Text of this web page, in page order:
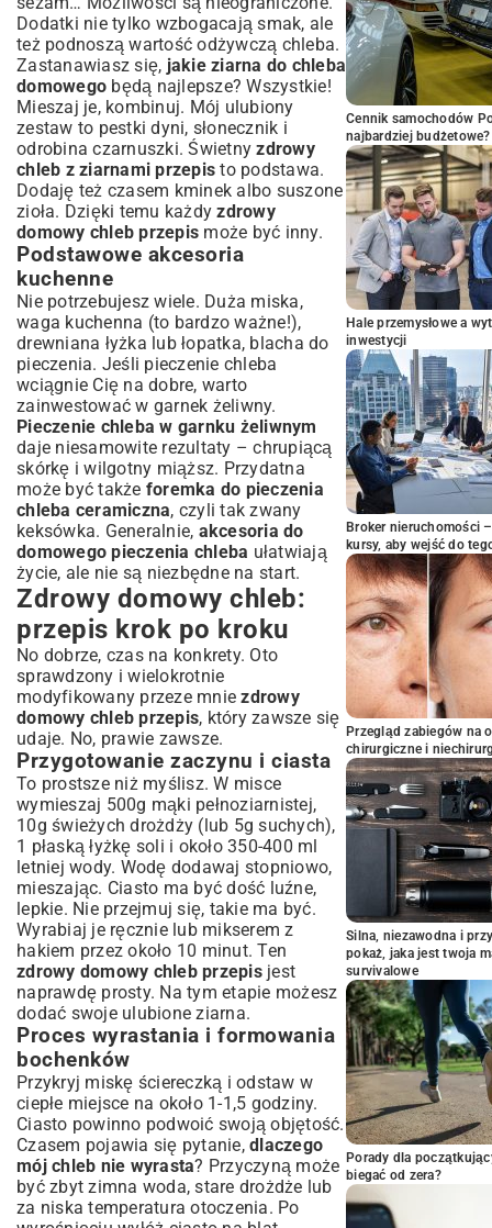
Dodatki nie tylko wzbogacają smak, ale
też podnoszą wartość odżywczą chleba.
Zastanawiasz się, jakie ziarna do chleba
domowego będą najlepsze? Wszystkie!
Mieszaj je, kombinuj. Mój ulubiony
zestaw to pestki dyni, słonecznik i
odrobina czarnuszki. Świetnyzdrowy
chleb z ziarnami przepis to podstawa.
Dodaję też czasem kminek albo suszone
zioła. Dzięki temu każdyzdrowy
domowy chleb przepis może być inny.
Podstawowe akcesoria
kuchenne
Nie potrzebujesz wiele. Duża miska,
waga kuchenna (to bardzo ważne!),
drewniana łyżka lub łopatka, blacha do
pieczenia. Jeśli pieczenie chleba
wciągnie Cię na dobre, warto
zainwestować w garnek żeliwny.
Pieczenie chleba w garnku żeliwnym
daje niesamowite rezultaty – chrupiącą
skórkę i wilgotny miąższ. Przydatna
może być także foremka do pieczenia
chleba ceramiczna, czyli tak zwany
keksówka. Generalnie, akcesoria do
domowego pieczenia chleba ułatwiają
życie, ale nie są niezbędne na start.
Zdrowy domowy chleb:
przepis krok po kroku
No dobrze, czas na konkrety. Oto
sprawdzony i wielokrotnie
modyfikowany przeze mniezdrowy
domowy chleb przepis, który zawsze się
udaje. No, prawie zawsze.
Przygotowanie zaczynu i ciasta
To prostsze niż myślisz. W misce
wymieszaj 500g mąki pełnoziarnistej,
10g świeżych drożdży (lub 5g suchych),
1 płaską łyżkę soli i około 350-400 ml
letniej wody. Wodę dodawaj stopniowo,
mieszając. Ciasto ma być dość luźne,
lepkie. Nie przejmuj się, takie ma być.
Wyrabiaj je ręcznie lub mikserem z
hakiem przez około 10 minut. Ten
zdrowy domowy chleb przepisjest
naprawdę prosty. Na tym etapie możesz
dodać swoje ulubione ziarna.
Proces wyrastania i formowania
bochenków
Przykryj miskę ściereczką i odstaw w
ciepłe miejsce na około 1-1,5 godziny.
Ciasto powinno podwoić swoją objętość.
Czasem pojawia się pytanie, dlaczego
mój chleb nie wyrasta? Przyczyną może
być zbyt zimna woda, stare drożdże lub
za niska temperatura otoczenia. Po
Cennik samochodów
najbardziej budżetowe?
Hale przemysłowe a
inwestycji
Broker nieruchomości
kursy, aby wejść do
Przegląd zabiegów na
chirurgiczne i
Silna, niezawodna i
pokaż, jaka jest twoja
survivalowe
Porady dla
biegać od zera?